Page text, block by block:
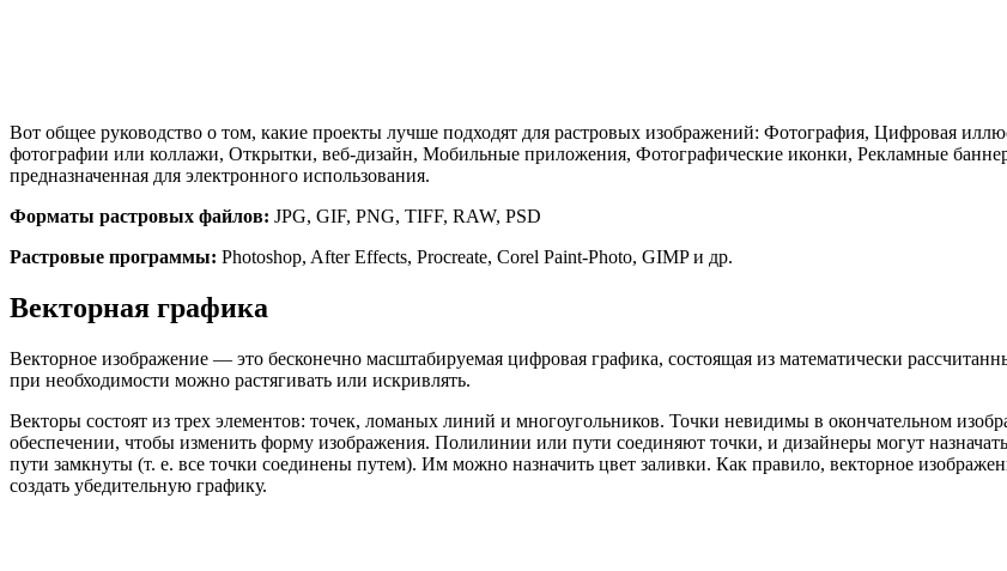
Вот общее руководство о том, какие проекты лучше подходят для растровых изображений: Фотография, Цифровая
фотографии или коллажи, Открытки, веб-дизайн, Мобильные приложения, Фотографические иконки, Рекламные
предназначенная для электронного использования.
Форматы растровых файлов: JPG, GIF, PNG, TIFF, RAW, PSD
Растровые программы: Photoshop, After Effects, Procreate, Corel Paint-Photo, GIMP и др.
Векторная графика
Векторное изображение — это бесконечно масштабируемая цифровая графика, состоящая из математически
при необходимости можно растягивать или искривлять.
Векторы состоят из трех элементов: точек, ломаных линий и многоугольников. Точки невидимы в окончательном
обеспечении, чтобы изменить форму изображения. Полилинии или пути соединяют точки, и дизайнеры могут
пути замкнуты (т. е. все точки соединены путем). Им можно назначить цвет заливки. Как правило, векторное
создать убедительную графику.